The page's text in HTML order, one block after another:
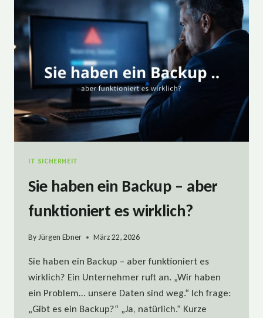
IM
VISIER
STEHEN
IT SICHERHEIT
Sie haben ein Backup – aber
funktioniert es wirklich?
ByJürgen Ebner März 22, 2026
Sie haben ein Backup – aber funktioniert es
wirklich? Ein Unternehmer ruft an. „Wir haben
ein Problem… unsere Daten sind weg.“ Ich frage:
„Gibt es ein Backup?“ „Ja, natürlich.“ Kurze